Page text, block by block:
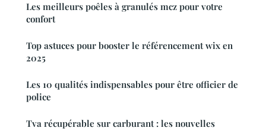
Les meilleurs poêles à granulés mcz pour votre
confort
Top astuces pour booster le référencement wix en
2025
Les 10 qualités indispensables pour être officier de
police
Tva récupérable sur carburant : les nouvelles